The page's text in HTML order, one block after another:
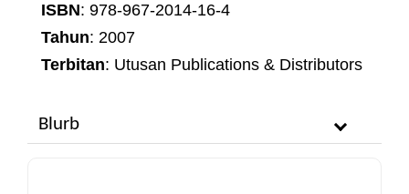
ISBN: 978-967-2014-16-4
Tahun: 2007
Terbitan: Utusan Publications & Distributors
Blurb